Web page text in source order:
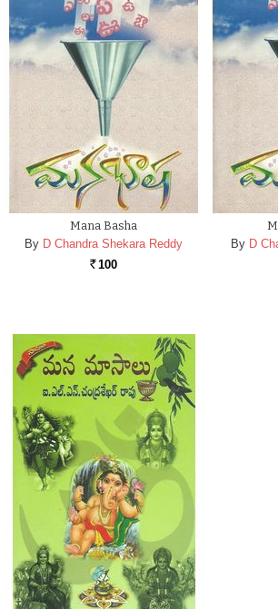
Mana Basha
By D Chandra Shekara Reddy
Rs. 100
By D